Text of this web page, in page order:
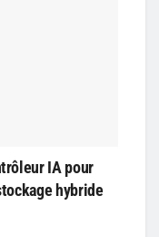
IA pour
hybride